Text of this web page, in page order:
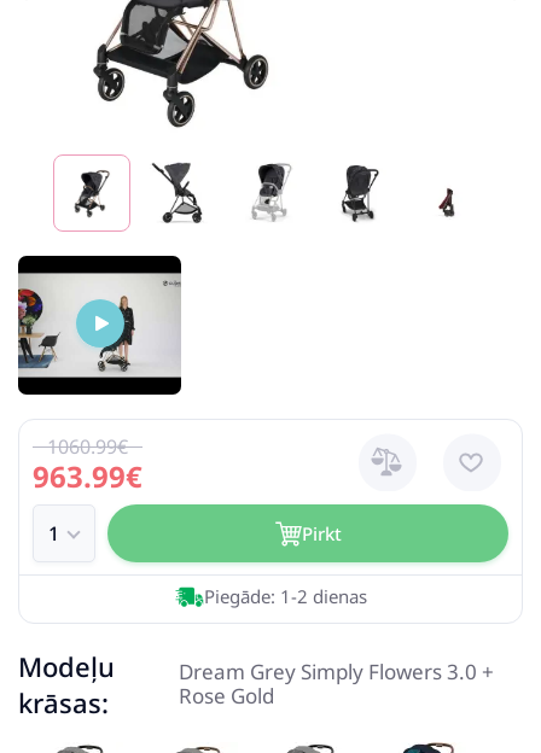
963.99€
1060.99€
Pirkt
Piegāde: 1-2 dienas
Modeļu
krāsas:
Dream Grey Simply Flowers 3.0 +
Rose Gold